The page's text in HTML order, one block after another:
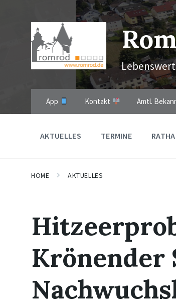
navigation
App Kontakt Amtl.
AKTUELLES TERMINE
HOME AKTUELLES
Krönender